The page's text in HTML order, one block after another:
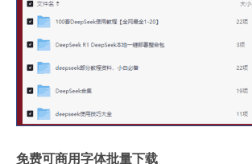
免费可商用字体批量下载